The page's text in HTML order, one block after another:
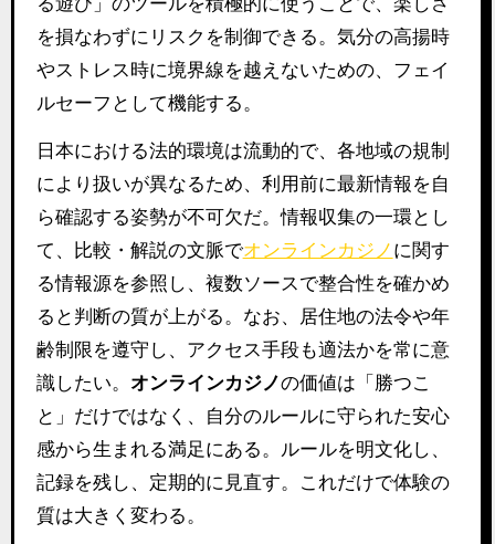
を損なわずにリスクを制御できる。気分の高揚時
やストレス時に境界線を越えないための、フェイ
ルセーフとして機能する。
日本における法的環境は流動的で、各地域の規制
により扱いが異なるため、利用前に最新情報を自
ら確認する姿勢が不可欠だ。情報収集の一環とし
て、比較・解説の文脈でオンラインカジノ に関す
る情報源を参照し、複数ソースで整合性を確かめ
ると判断の質が上がる。なお、居住地の法令や年
齢制限を遵守し、アクセス手段も適法かを常に意
識したい。 オンラインカジノの価値は「勝つこ
と」だけではなく、自分のルールに守られた安心
感から生まれる満足にある。ルールを明文化し、
記録を残し、定期的に見直す。これだけで体験の
質は大きく変わる。